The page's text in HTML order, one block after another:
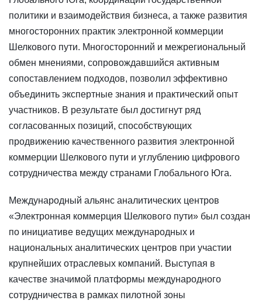
политики и взаимодействия бизнеса, а также развития
многосторонних практик электронной коммерции
Шелкового пути. Многосторонний и межрегиональный
обмен мнениями, сопровождавшийся активным
сопоставлением подходов, позволил эффективно
объединить экспертные знания и практический опыт
участников. В результате был достигнут ряд
согласованных позиций, способствующих
продвижению качественного развития электронной
коммерции Шелкового пути и углублению цифрового
сотрудничества между странами Глобального Юга.
Международный альянс аналитических центров
«Электронная коммерция Шелкового пути» был создан
по инициативе ведущих международных и
национальных аналитических центров при участии
крупнейших отраслевых компаний. Выступая в
качестве значимой платформы международного
сотрудничества в рамках пилотной зоны